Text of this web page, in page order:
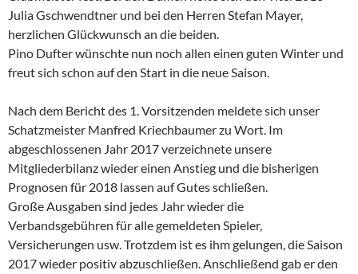
Julia Gschwendtner und bei den Herren Stefan Mayer,
herzlichen Glückwunsch an die beiden.
Pino Dufter wünschte nun noch allen einen guten Winter und
freut sich schon auf den Start in die neue Saison.
Nach dem Bericht des 1. Vorsitzenden meldete sich unser
Schatzmeister Manfred Kriechbaumer zu Wort. Im
abgeschlossenen Jahr 2017 verzeichnete unsere
Mitgliederbilanz wieder einen Anstieg und die bisherigen
Prognosen für 2018 lassen auf Gutes schließen.
Große Ausgaben sind jedes Jahr wieder die
Verbandsgebühren für alle gemeldeten Spieler,
Versicherungen usw. Trotzdem ist es ihm gelungen, die Saison
2017 wieder positiv abzuschließen. Anschließend gab er den